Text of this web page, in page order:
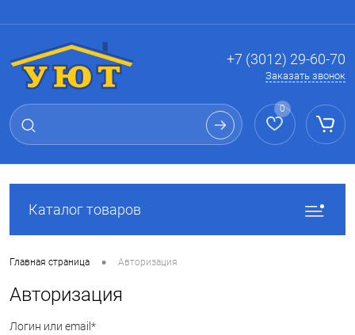
+7 (3012) 29-60-70
Заказать звонок
0
Каталог товаров
Главная страница • Авторизация
Авторизация
Логин или email*